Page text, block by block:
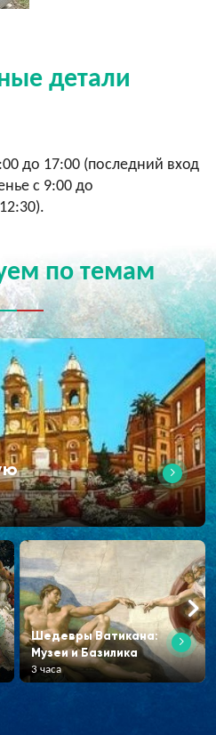
детали
до 17:00 (последний вход
с 9:00 до
по темам
Шедевры Ватикана:
Музеи и Базилика
3 часа